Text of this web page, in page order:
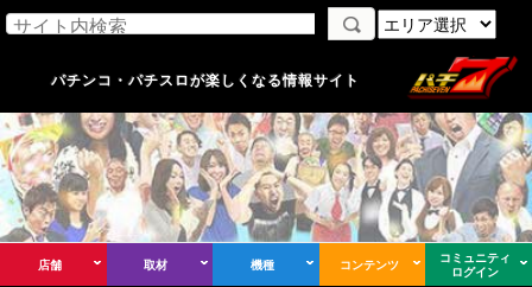
パチンコ・パチスロが楽しくなる情報サイト
店舗 取材 機種 コンテンツ
コミュニティ
ログイン